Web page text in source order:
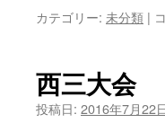
カテゴリー: 未分類 | 東
西三大会
投稿日: 2016年7月22